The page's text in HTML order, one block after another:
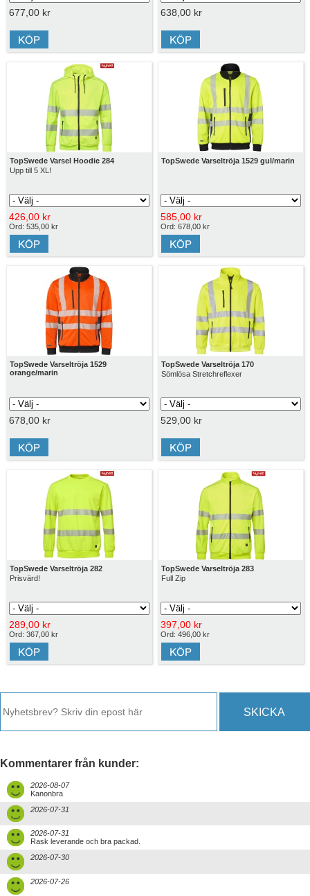
677,00 kr 638,00 kr
TopSwede Varsel Hoodie 284
Upp till 5 XL!
426,00 kr
Ord: 535,00 kr
TopSwede Varseltröja 1529 gul/marin
585,00 kr
Ord: 678,00 kr
TopSwede Varseltröja 1529
orange/marin
678,00 kr
TopSwede Varseltröja 170
Sömlösa Stretchreflexer
529,00 kr
TopSwede Varseltröja 282
Prisvärd!
289,00 kr
Ord: 367,00 kr
TopSwede Varseltröja 283
Full Zip
397,00 kr
Ord: 496,00 kr
SKICKA
Kommentarer från kunder:
2026-08-07
Kanonbra
2026-07-31
2026-07-31
Rask leverande och bra packad.
2026-07-30
2026-07-26